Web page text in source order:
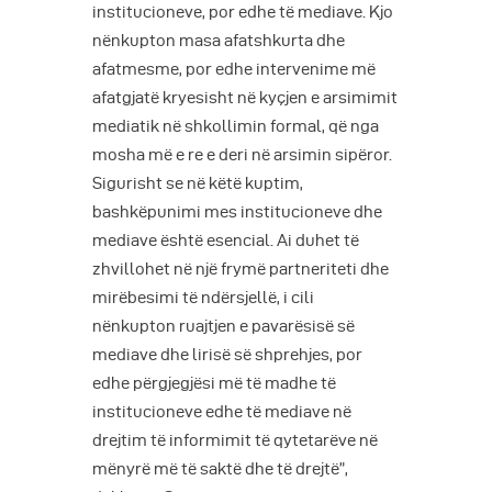
institucioneve, por edhe të mediave. Kjo
nënkupton masa afatshkurta dhe
afatmesme, por edhe intervenime më
afatgjatë kryesisht në kyçjen e arsimimit
mediatik në shkollimin formal, që nga
mosha më e re e deri në arsimin sipëror.
Sigurisht se në këtë kuptim,
bashkëpunimi mes institucioneve dhe
mediave është esencial. Ai duhet të
zhvillohet në një frymë partneriteti dhe
mirëbesimi të ndërsjellë, i cili
nënkupton ruajtjen e pavarësisë së
mediave dhe lirisë së shprehjes, por
edhe përgjegjësi më të madhe të
institucioneve edhe të mediave në
drejtim të informimit të qytetarëve në
mënyrë më të saktë dhe të drejtë”,